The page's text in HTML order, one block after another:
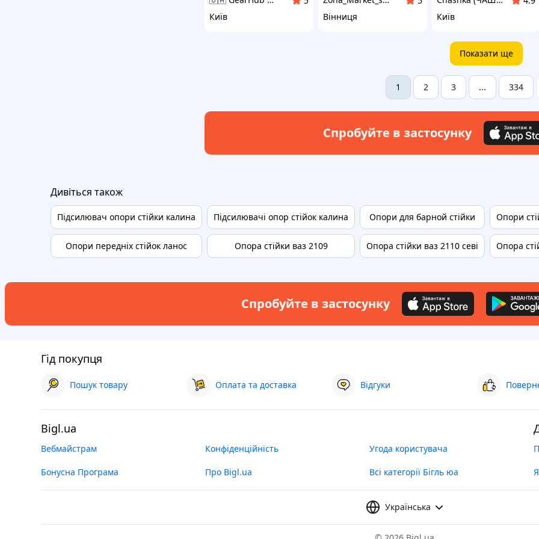
Київ
Вінниця
Київ
Показати ще
1 2 3 ... 334
Спробуйте в застосунку
Дивіться також
Підсилювач опори стійки калина
Опори передніх стійок ланос
Підсилювачі опор стійок калина
Опора стійки ваз 2109
Опори для барной стійки
Опора стійки ваз 2110 севі
Опори
Опора
Спробуйте в застосунку
Гід покупця
Пошук товару Оплата та доставка Відгуки
Bigl.ua
Вебмайстрам Конфіденційність Угода користувача
Бонусна Програма Про Bigl.ua Всі категорії Бігль юа
Українська